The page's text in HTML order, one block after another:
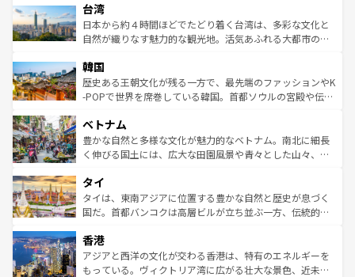
ならではの贅沢な旅のスタイルだ。 なお、新着のアメリカ
情報はコンテンツ一覧を参照してほしい。
れるおもてなしの心で訪れる人々を迎えてくれるハワイの
人々、おいしいローカルフードやハワイアンミュージッ
ク、伝統的なフラダンスなど、すべてがハワイの魅力を彩
ワイを、存分に味わってほしい。 なお、新着のハワイ情報
はコンテンツ一覧を参照してほしい。
リアリーフや大陸中央部にそびえるウルル（エアーズロッ
ク）、タスマニアの美しい原生林やケアンズの熱帯雨林な
ど、見どころがたくさん。また、カフェやワイン、オージ
いる。アクティビティも充実しており、サーフィンやダイ
ビング、ハイキングなど、アウトドア好きにはたまらな
い。オーストラリアの多彩な魅力を存分に味わいつくそ
参照してほしい。
台湾
日本から約４時間ほどでたどり着く台湾は、多彩な文化と
自然が織りなす魅力的な観光地。活気あふれる大都市の台
ン）、静ひつな山岳地帯である台湾東部など、都市の喧騒
と山間の静けさが共存しており、訪れる人に新しい発見と
驚きをもたらしてくれる。また、奥深い台湾の食文化も魅
容にもいいと評判のスイーツなど、バラエティ豊かな料理
が味わえる。 なお、新着の台湾情報は コンテンツ一覧を参
照してほしい。
韓国
歴史ある王朝文化が残る一方で、最先端のファッションやK
-POPで世界を席巻している韓国。首都ソウルの宮殿や伝統
き、地方に足を延ばせば四季折々の自然美を楽しむことが
できる。そして、キムチや焼肉、絶品のストリートフード
まで、さまざまな韓国料理が待っている。夜には、韓国な
リティに包まれながら、韓国の多彩な魅力を心ゆくまで味
わってみてほしい。 なお、新着の韓国情報はコンテンツ一
覧を参照してほしい。
ベトナム
豊かな自然と多様な文化が魅力的なベトナム。南北に細長
く伸びる国土には、広大な田園風景や青々とした山々、世
急速な発展と共に伝統が息づく。ハノイの古い町並みやホ
ーチミン市のフランス統治時代の建物も、独特の雰囲気を
醸し出している。また、バラエティの豊かさとおいしさで
とつ。フォーやバインミー、ベトナムコーヒーなどは、ぜ
ひ現地で味わいたい。どの地域を訪れてもあたたかい人々
が旅行者を迎えてくれるので、きっと忘れられない旅にな
タイ
タイは、東南アジアに位置する豊かな自然と歴史が息づく
国だ。首都バンコクは高層ビルが立ち並ぶ一方、伝統的な
の活気が交差している。北部ではチェンマイなどの山岳地
帯で自然と触れ合い、南部ではプーケットやクラビの美し
いビーチでリゾート気分を楽しむことができる。タイ料理
香港
アジアと西洋の文化が交わる香港は、特有のエネルギーを
もっている。ヴィクトリア湾に広がる壮大な景色、近未来